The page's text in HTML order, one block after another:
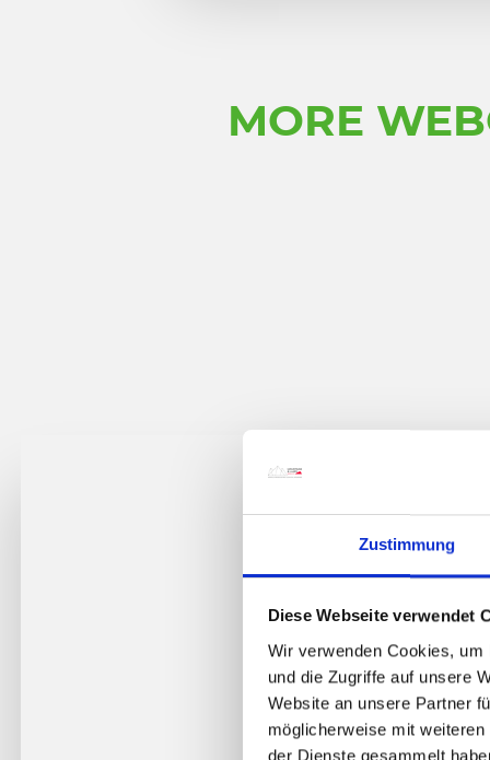
Zustimmung
Diese Webseite verwendet
Wir verwenden Cookies,
und die Zugriffe auf unsere
Website an unsere Partner
möglicherweise mit
der Dienste gesammelt
MORE